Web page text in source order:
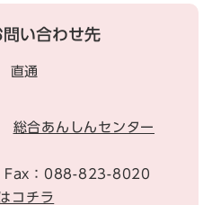
い合わせ先
直通
総合あんしんセンター
Fax：088-823-8020
コチラ